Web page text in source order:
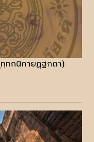
ทกนิกายฏฺฐกถา)